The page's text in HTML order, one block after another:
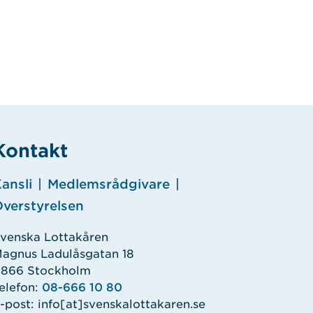
Medlemsrådgivare
Lottakåren
Ladulåsgatan 18
Stockholm
08-666 10 80
post: info[at]svenskalottakaren.se